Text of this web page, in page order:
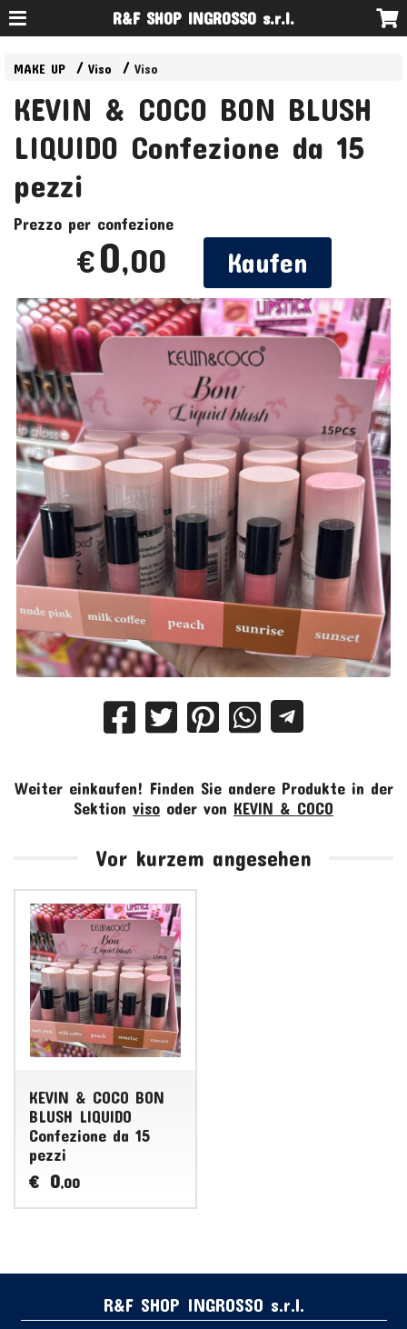
R&F SHOP INGROSSO s.r.l.
MAKE UP Viso Viso
KEVIN & COCO BON BLUSH
LIQUIDO Confezione da 15
pezzi
Prezzo per confezione
€0,00 Kaufen
Weiter einkaufen! Finden Sie andere Produkte in der
Sektion viso oder von KEVIN & COCO
Vor kurzem angesehen
KEVIN & COCO BON
BLUSH LIQUIDO
Confezione da 15
pezzi
€ 0,00
R&F SHOP INGROSSO s.r.l.